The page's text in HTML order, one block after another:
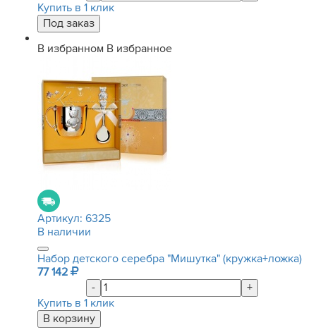
Купить в 1 клик
В избранном В избранное
Артикул: 6325
В наличии
Набор детского серебра "Мишутка" (кружка+ложка)
77 142
-
+
Купить в 1 клик